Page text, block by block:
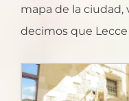
mapa de la ciudad,
decimos que